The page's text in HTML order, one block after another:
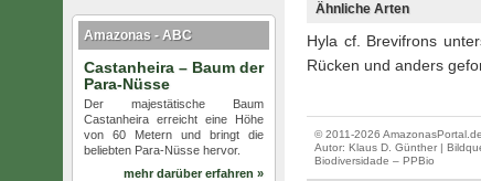
Ähnliche Arten
Hyla cf. Brevifrons
Rücken und anders
© 2011-2026
Autor: Klaus D. Günther |
Biodiversidade – PPBio
Amazonas - ABC
Castanheira – Baum der
Para-Nüsse
Der majestätische Baum
Castanheira erreicht eine Höhe
von 60 Metern und bringt die
beliebten Para-Nüsse hervor.
mehr darüber erfahren »